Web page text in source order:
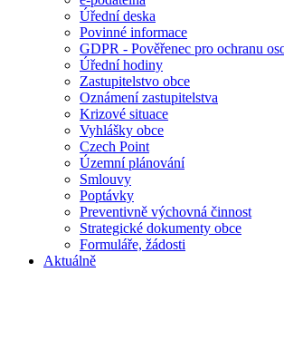
Úřední deska
Povinné informace
GDPR - Pověřenec pro ochranu
Úřední hodiny
Zastupitelstvo obce
Oznámení zastupitelstva
Krizové situace
Vyhlášky obce
Czech Point
Územní plánování
Smlouvy
Poptávky
Preventivně výchovná činnost
Strategické dokumenty obce
Formuláře, žádosti
Aktuálně